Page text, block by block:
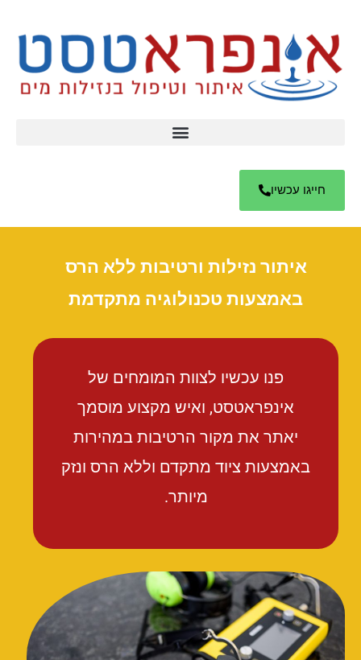
חייגו עכשיו
איתור נזילות ורטיבות ללא הרס
באמצעות טכנולוגיה מתקדמת
פנו עכשיו לצוות המומחים של
אינפראטסט, ואיש מקצוע מוסמך
יאתר את מקור הרטיבות במהירות
באמצעות ציוד מתקדם וללא הרס ונזק
מיותר.